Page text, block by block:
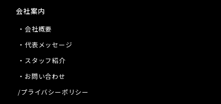
会社案内
・会社概要
・代表メッセージ
・スタッフ紹介
・お問い合わせ
/プライバシーポリシー